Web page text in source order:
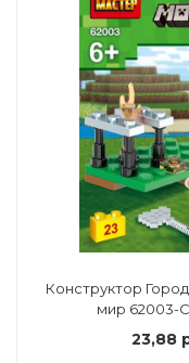
Конструктор
мир 62003-
23,88